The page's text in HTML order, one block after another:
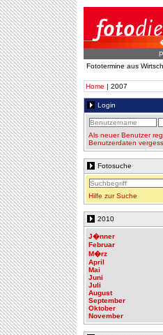
Fototermine aus
Home | 2007
Login
Als neuer Benutzer
Benutzerdaten
Fotosuche
Hilfe zur Suche
2010
J�nner
Februar
M�rz
April
Mai
Juni
Juli
August
September
Oktober
November